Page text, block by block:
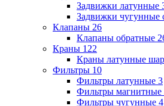
Задвижки латунные
Задвижки чугунные
Клапаны 26
Клапаны обратные
Краны 122
Краны латунные
Фильтры 10
Фильтры латунные 3
Фильтры магнитные
Фильтры чугунные 4